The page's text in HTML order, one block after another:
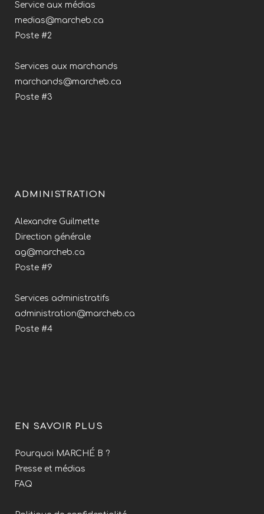
Service aux médias
medias@marcheb.ca
Poste #2
Services aux marchands
marchands@marcheb.ca
Poste #3
ADMINISTRATION
Alexandre Guilmette
Direction générale
ag@marcheb.ca
Poste #9
Services administratifs
administration@marcheb.ca
Poste #4
EN SAVOIR PLUS
Pourquoi MARCHÉ B ?
Presse et médias
FAQ